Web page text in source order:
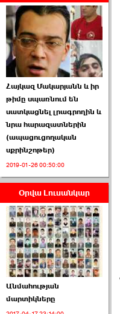
Սահմանադրական
դատարանը մերժեց ›››
2026-07-02 00:39:00
ՈՒՂԻՂ․ ԱԺ-ն
Կառավարության ›››
2026-07-01 00:52:00
Հայկազ Մակարյանն և իր
թիմը սպառնում են
սատկացնել լրագրողին և
նրա հարազատներին
(ապացուցողական
սքրինշոթեր)
2019-01-26 00:50:00
Օրվա Լուսանկար
Անմահության
մարտիկները